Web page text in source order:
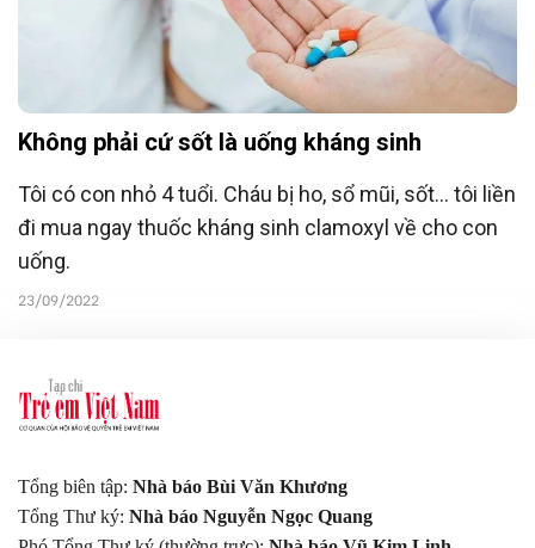
Không phải cứ sốt là uống kháng sinh
Tôi có con nhỏ 4 tuổi. Cháu bị ho, sổ mũi, sốt... tôi liền
đi mua ngay thuốc kháng sinh clamoxyl về cho con
uống.
23/09/2022
Tổng biên tập: Nhà báo Bùi Văn Khương
Tổng Thư ký: Nhà báo Nguyễn Ngọc Quang